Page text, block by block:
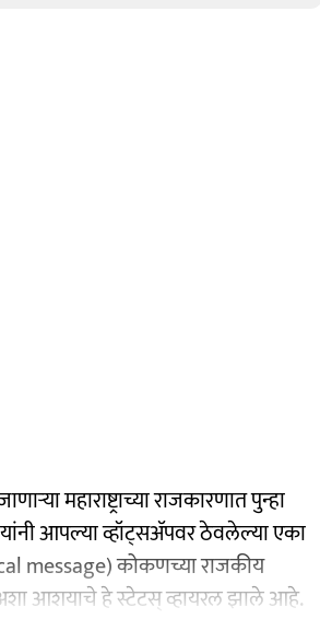
महाराष्ट्राच्या राजकारणात पुन्हा
आपल्या व्हॉट्सॲपवर ठेवलेल्या एका
message) कोकणच्या राजकीय
आशयाचे हे स्टेटस् व्हायरल झाले आहे.